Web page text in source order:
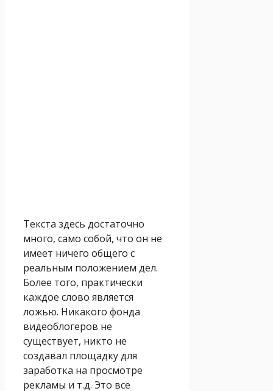
Текста здесь достаточно
много, само собой, что он не
имеет ничего общего с
реальным положением дел.
Более того, практически
каждое слово является
ложью. Никакого фонда
видеоблогеров не
существует, никто не
создавал площадку для
заработка на просмотре
рекламы и т.д. Это все